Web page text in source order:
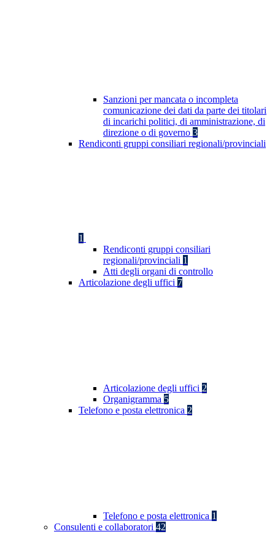
Sanzioni per mancata o incompleta
comunicazione dei dati da parte dei titolari
di incarichi politici, di amministrazione, di
direzione o di governo 3
Rendiconti gruppi consiliari regionali/provinciali
1
Rendiconti gruppi consiliari
regionali/provinciali 1
Atti degli organi di controllo
Articolazione degli uffici 7
Articolazione degli uffici 2
Organigramma 5
Telefono e posta elettronica 2
Telefono e posta elettronica 1
Consulenti e collaboratori 42